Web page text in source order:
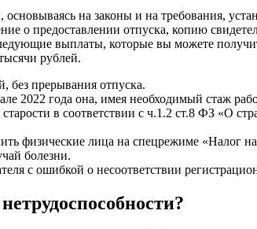
основываясь на законы и на требования,
о предоставлении отпуска, копию
выплаты, которые вы можете
рублей.
без прерывания отпуска.
2022 года она, имея необходимый стаж
старости в соответствии с ч.1.2 ст.8 ФЗ
физические лица на спецрежиме
болезни.
с ошибкой о несоответствии